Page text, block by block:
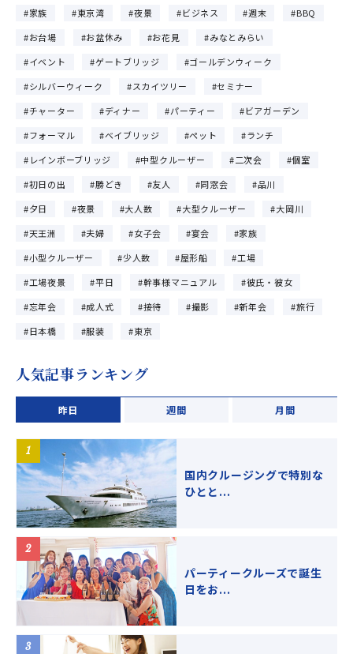
家族
東京湾 夜景 ビジネス 週末
BBQ
お台場
お盆休み お花見
みなとみらい
イベント
ゲートブリッジ
ゴールデンウィーク
シルバーウィーク
スカイツリー
セミナー
チャーター
ディナー パーティー
ビアガーデン
フォーマル
ベイブリッジ ペット
ランチ
レインボーブリッジ
中型クルーザー 二次会
個室
初日の出
勝どき 友人 同窓会
品川
夕日
夜景 大人数 大型クルーザー
大岡川
天王洲
夫婦 女子会 宴会
家族
小型クルーザー
少人数 屋形船
工場
工場夜景
平日 幹事様マニュアル
彼氏・彼女
忘年会
成人式 接待 撮影 新年会
旅行
日本橋
服装 東京
人気記事ランキング
昨日 週間 月間
国内クルージングで特別な
ひとと...
パーティークルーズで誕生
日をお...